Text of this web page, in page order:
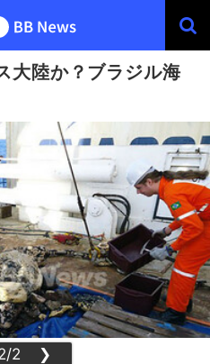
大陸か？ブラジル海
2 ❯